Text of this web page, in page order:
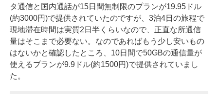
タ通信と国内通話が15日間無制限のプランが19.95ドル
(約3000円)で提供されていたのですが、3泊4日の旅程で
現地滞在時間は実質2日半くらいなので、正直な所通信
量はそこまで必要ない。なのであればもう少し安いもの
はないかと確認したところ、10日間で50GBの通信量が
使えるプランが9.9ドル(約1500円)で提供されていまし
た。